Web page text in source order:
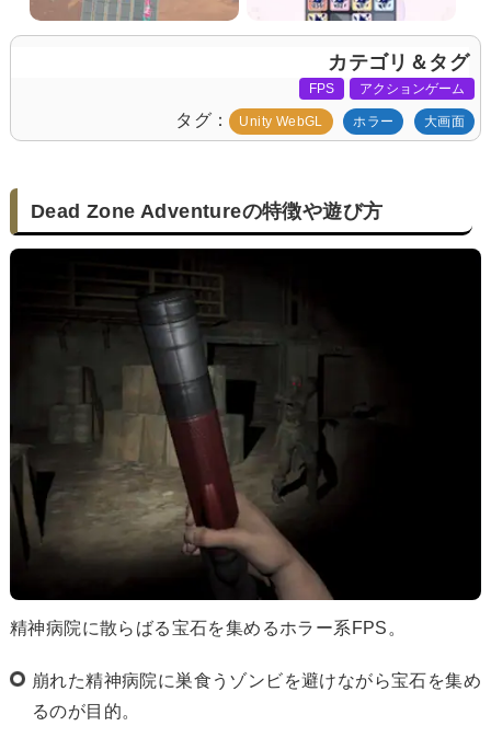
カテゴリ＆タグ
FPS アクションゲーム
タグ Unity WebGL ホラー 大画面
Dead Zone Adventureの特徴や遊び方
精神病院に散らばる宝石を集めるホラー系FPS。
崩れた精神病院に巣食うゾンビを避けながら宝石を集め
るのが目的。